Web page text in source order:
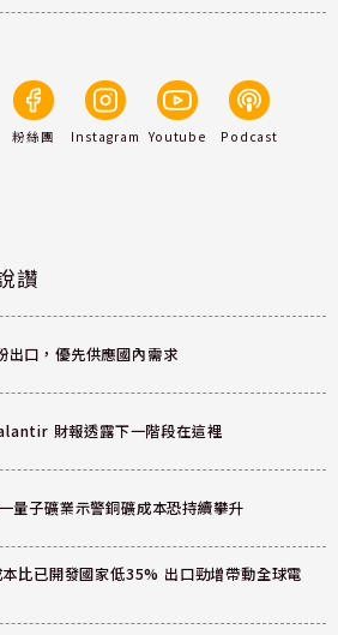
粉絲團 Instagram Youtube Podcast
讚
出口，優先供應國內需求
財報透露下一階段在這裡
量子礦業示警銅礦成本恐持續攀升
比已開發國家低35% 出口勁增帶動全球電